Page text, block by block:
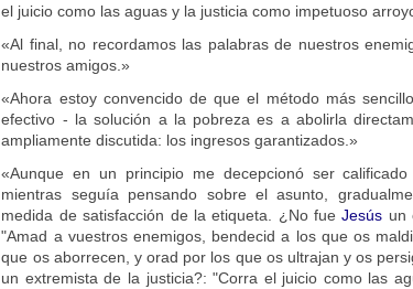
el juicio como las aguas y la justicia como impetuoso
«Al final, no recordamos las palabras de nuestros
nuestros amigos.»
«Ahora estoy convencido de que el método más
efectivo - la solución a la pobreza es a abolirla
ampliamente discutida: los ingresos garantizados.»
«Aunque en un principio me decepcionó ser calificado
mientras seguía pensando sobre el asunto,
medida de satisfacción de la etiqueta. ¿No fueJesús un
"Amad a vuestros enemigos, bendecid a los que os
que os aborrecen, y orad por los que os ultrajan y os
un extremista de la justicia?: "Corra el juicio como las